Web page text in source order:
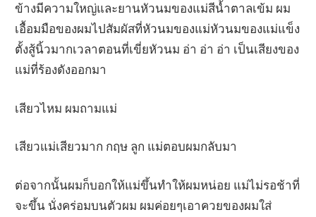
ข้างมีความใหญ่และยานหัวนมของแม่สีน้ำตาลเข้ม ผม
เอื้อมมือของผมไปสัมผัสที่หัวนมของแม่หัวนมของแม่แข็ง
ตั้งสู้นิ้วมากเวลาตอนที่เขี่ยหัวนม อ่า อ่า อ่า เป็นเสียงของ
แม่ที่ร้องดังออกมา
เสียวไหม ผมถามแม่
เสียวแม่เสียวมาก กฤษ ลูก แม่ตอบผมกลับมา
ต่อจากนั้นผมก็บอกให้แม่ขึ้นทำให้ผมหน่อย แม่ไม่รอช้าที่
จะขึ้น นั่งคร่อมบนตัวผม ผมค่อยๆเอาควยของผมใส่